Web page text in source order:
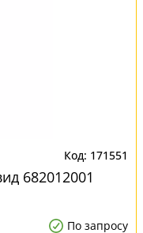
171551
682012001
По запросу